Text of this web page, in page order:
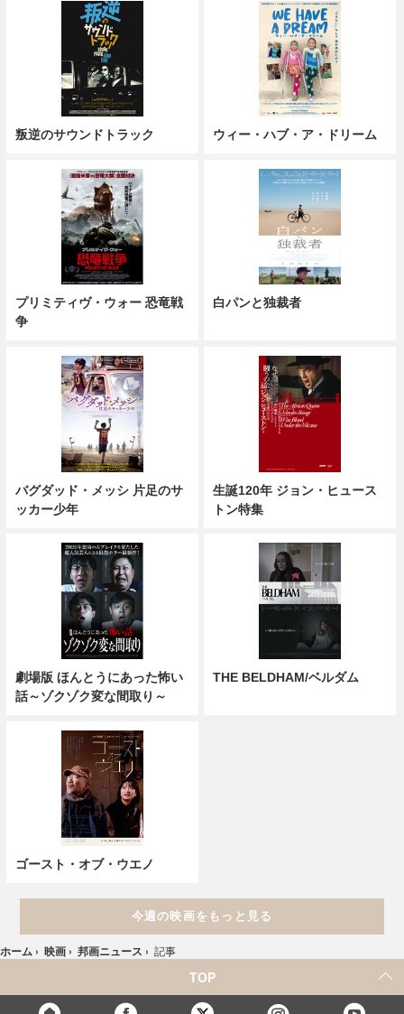
叛逆のサウンドトラック ウィー・ハブ・ア・ドリーム
プリミティヴ・ウォー 恐竜戦
争
白パンと独裁者
バグダッド・メッシ 片足のサ
ッカー少年
生誕120年 ジョン・ヒュース
トン特集
劇場版 ほんとうにあった怖い
話～ゾクゾク変な間取り～
THE BELDHAM/ベルダム
ゴースト・オブ・ウエノ
今週の映画をもっと見る
ホーム › 映画 › 邦画ニュース › 記事
TOP